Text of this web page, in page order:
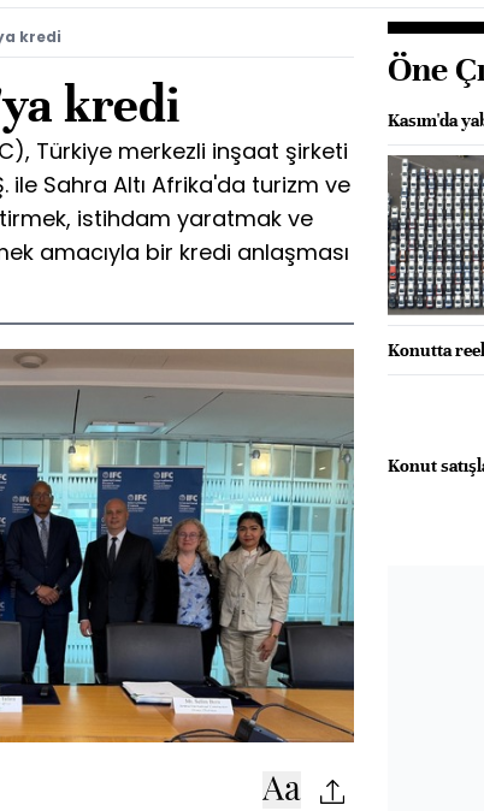
kredi
kredi
Türkiye merkezli inşaat şirketi
ile Sahra Altı Afrika'da turizm ve
istihdam yaratmak ve
amacıyla bir kredi anlaşması
Öne
Kasım'da
Konutta
Konut